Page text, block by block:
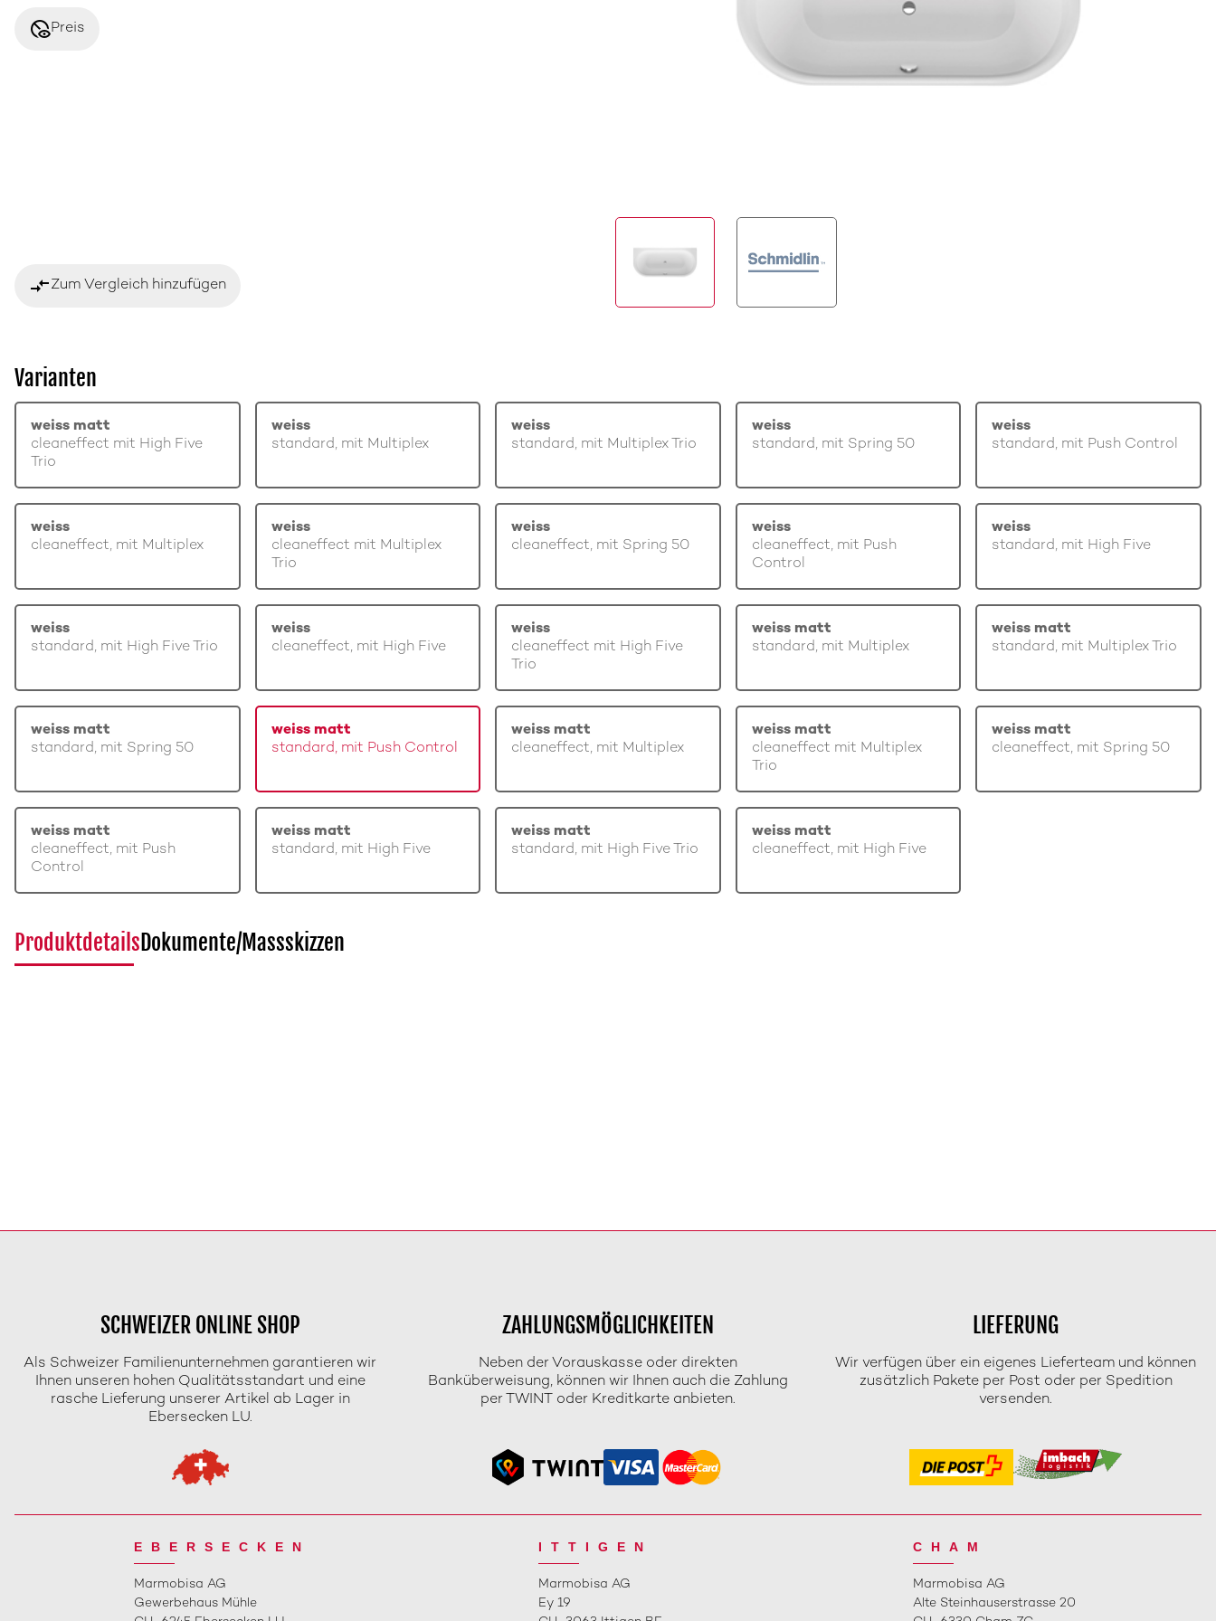
disabled_visiblePreis
compare_arrowsZum Vergleich hinzufügen
Varianten
weiss matt
cleaneffect mit High Five
Trio
weiss
standard, mit Multiplex
weiss
standard, mit Multiplex Trio
weiss
standard, mit Spring 50
weiss
standard, mit Push Control
weiss
cleaneffect, mit Multiplex
weiss
cleaneffect mit Multiplex
Trio
weiss
cleaneffect, mit Spring 50
weiss
cleaneffect, mit Push
Control
weiss
standard, mit High Five
weiss
standard, mit High Five Trio
weiss
cleaneffect, mit High Five
weiss
cleaneffect mit High Five
Trio
weiss matt
standard, mit Multiplex
weiss matt
standard, mit Multiplex Trio
weiss matt
standard, mit Spring 50
weiss matt
standard, mit Push Control
weiss matt
cleaneffect, mit Multiplex
weiss matt
cleaneffect mit Multiplex
Trio
weiss matt
cleaneffect, mit Spring 50
weiss matt
cleaneffect, mit Push
Control
weiss matt
standard, mit High Five
weiss matt
standard, mit High Five Trio
weiss matt
cleaneffect, mit High Five
ProduktdetailsDokumente/Massskizzen
SCHWEIZER ONLINE SHOP
Als Schweizer Familienunternehmen garantieren wir
Ihnen unseren hohen Qualitätsstandart und eine
rasche Lieferung unserer Artikel ab Lager in
Ebersecken LU.
ZAHLUNGSMÖGLICHKEITEN
Neben der Vorauskasse oder direkten
Banküberweisung, können wir Ihnen auch die Zahlung
per TWINT oder Kreditkarte anbieten.
LIEFERUNG
Wir verfügen über ein eigenes Lieferteam und können
zusätzlich Pakete per Post oder per Spedition
versenden.
EBERSECKEN
Marmobisa AG
Gewerbehaus Mühle
ITTIGEN
Marmobisa AG
Ey 19
CHAM
Marmobisa AG
Alte Steinhauserstrasse 20